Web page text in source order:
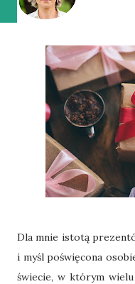
Dla mnie istotą
i myśl poświęcona
świecie, w którym